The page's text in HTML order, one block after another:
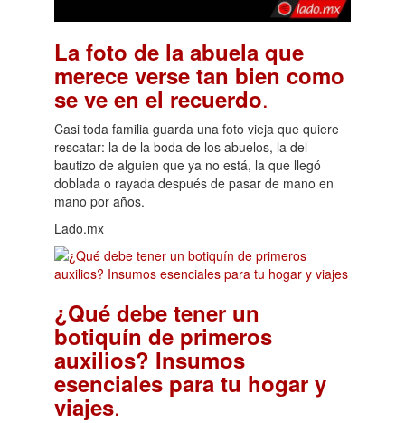
La foto de la abuela que
merece verse tan bien como
se ve en el recuerdo.
Casi toda familia guarda una foto vieja que quiere
rescatar: la de la boda de los abuelos, la del
bautizo de alguien que ya no está, la que llegó
doblada o rayada después de pasar de mano en
mano por años.
Lado.mx
¿Qué debe tener un
botiquín de primeros
auxilios? Insumos
esenciales para tu hogar y
viajes.